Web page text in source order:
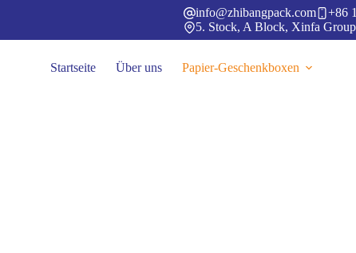
info@zhibangpack.com
+86
5. Stock, A Block, Xinfa
Startseite Über uns Papier-Geschenkboxen